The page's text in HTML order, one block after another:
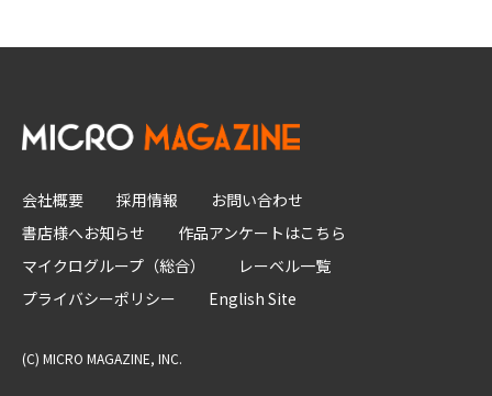
会社概要 採用情報
お問い合わせ
書店様へお知らせ
作品アンケートはこちら
マイクログループ（総合）
レーベル一覧
プライバシーポリシー
English Site
(C) MICRO MAGAZINE, INC.